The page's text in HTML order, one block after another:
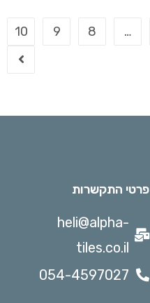
…
8
9
10
פרטי התקשרות
heli@alpha-
tiles.co.il
054-4597027